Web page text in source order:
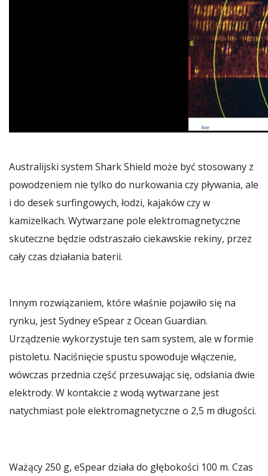
Australijski system Shark Shield może być stosowany z
powodzeniem nie tylko do nurkowania czy pływania, ale
i do desek surfingowych, łodzi, kajaków czy w
kamizelkach. Wytwarzane pole elektromagnetyczne
skuteczne będzie odstraszało ciekawskie rekiny, przez
cały czas działania baterii.
Innym rozwiązaniem, które właśnie pojawiło się na
rynku, jest Sydney eSpear z Ocean Guardian.
Urządzenie wykorzystuje ten sam system, ale w formie
pistoletu. Naciśnięcie spustu spowoduje włączenie,
wówczas przednia część przesuwając się, odsłania dwie
elektrody. W kontakcie z wodą wytwarzane jest
natychmiast pole elektromagnetyczne o 2,5 m długości.
Ważący 250 g, eSpear działa do głębokości 100 m. Czas